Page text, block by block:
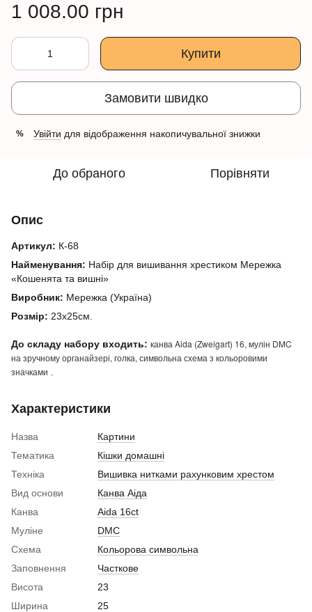
1 008.00 грн
Купити
Замовити швидко
% Увійти для відображення накопичувальної знижки
До обраного Порівняти
Опис
Артикул: К-68
Найменування: Набір для вишивання хрестиком Мережка
«Кошенята та вишні»
Виробник: Мережка (Україна)
Розмір: 23х25см.
До складу набору входить: канва Aida (Zweigart) 16, мулін DMC
на зручному органайзері, голка, символьна схема з кольоровими
значками
Характеристики
Назва
Картини
Тематика
Кішки домашні
Техніка
Вишивка нитками рахунковим хрестом
Вид основи
Канва Аіда
Канва
Aida 16ct
Муліне
DMC
Схема
Кольорова символьна
Заповнення
Часткове
Висота
23
Ширина
25